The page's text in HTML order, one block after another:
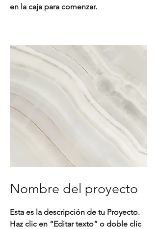
en la caja para comenzar.
Nombre del proyecto
Esta es la descripción de tu Proyecto.
Haz clic en “Editar texto” o doble clic